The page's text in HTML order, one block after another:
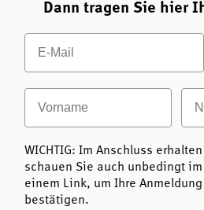
Dann tragen Sie hier
Email
Vorname
WICHTIG: Im Anschluss
schauen Sie auch unbedingt im
einem Link, um Ihre
bestätigen.